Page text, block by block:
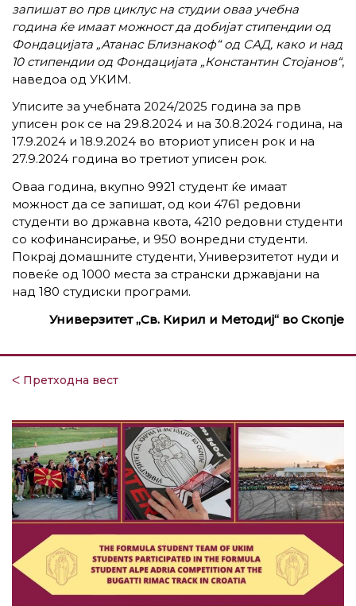
запишат во прв циклус на студии оваа учебна
година ќе имаат можност да добијат стипендии од
Фондацијата „Атанас Близнакоф“ од САД, како и над
10 стипендии од Фондацијата „Константин Стојанов“,
наведоа од УКИМ.
Уписите за учебната 2024/2025 година за прв
уписен рок се на 29.8.2024 и на 30.8.2024 година, на
17.9.2024 и 18.9.2024 во вториот уписен рок и на
27.9.2024 година во третиот уписен рок.
Оваа година, вкупно 9921 студент ќе имаат
можност да се запишат, од кои 4761 редовни
студенти во државна квота, 4210 редовни студенти
со кофинансирање, и 950 вонредни студенти.
Покрај домашните студенти, Универзитетот нуди и
повеќе од 1000 места за странски државјани на
над 180 студиски програми.
Универзитет „Св. Кирил и Методиј“ во Скопје
ᐸ Претходна вест